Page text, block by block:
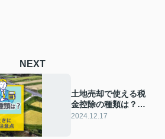
NEXT
土地売却で使える税
金控除の種類は？損
失が出たときに役立
2024.12.17